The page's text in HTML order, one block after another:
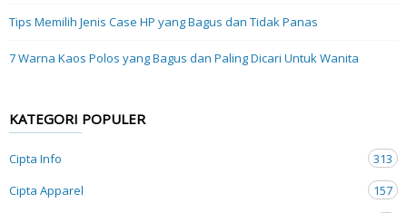
Tips Memilih Jenis Case HP yang Bagus dan Tidak Panas
7 Warna Kaos Polos yang Bagus dan Paling Dicari Untuk Wanita
KATEGORI POPULER
Cipta Info
313
Cipta Apparel
157